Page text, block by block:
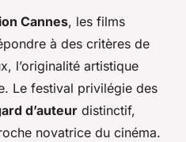
Cannes, les films
à des critères de
l’originalité artistique
Le festival privilégie des
d’auteur distinctif,
novatrice du cinéma.